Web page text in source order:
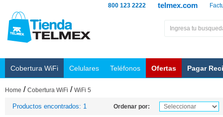
telmex.com
800 123 2222
Cobertura WiFi Celulares Teléfonos Ofertas Pagar
Home / Cobertura WiFi / WiFi 5
Productos encontrados: 1 Ordenar por: